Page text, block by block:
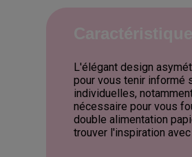
L'élégant design
pour vous tenir informé
individuelles,
nécessaire pour vous
double alimentation
trouver l'inspiration